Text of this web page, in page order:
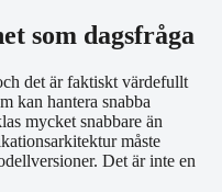
som dagsfråga
det är faktiskt värdefullt
kan hantera snabba
mycket snabbare än
måste
Det är inte en